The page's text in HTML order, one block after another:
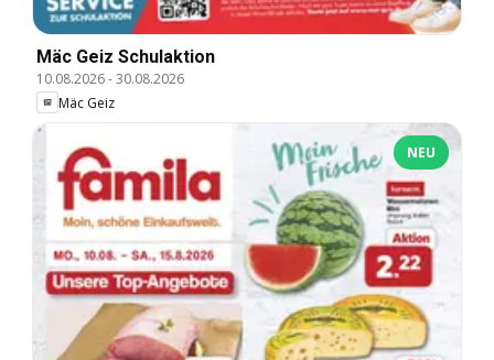
Mäc Geiz Schulaktion
10.08.2026-30.08.2026
Mäc Geiz
NEU